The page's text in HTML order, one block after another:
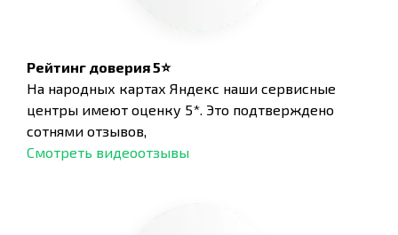
Рейтинг доверия 5⭐
На народных картах Яндекс наши сервисные
центры имеют оценку 5*. Это подтверждено
сотнями отзывов,
Смотреть видеоотзывы